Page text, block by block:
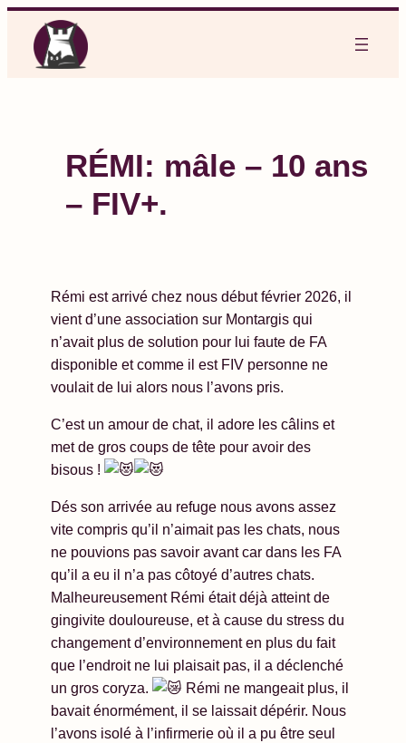
contenu
RÉMI: mâle – 10 ans
– FIV+.
Rémi est arrivé chez nous début février 2026, il
vient d’une association sur Montargis qui
n’avait plus de solution pour lui faute de FA
disponible et comme il est FIV personne ne
voulait de lui alors nous l’avons pris.
C’est un amour de chat, il adore les câlins et
met de gros coups de tête pour avoir des
bisous !
Dés son arrivée au refuge nous avons assez
vite compris qu’il n’aimait pas les chats, nous
ne pouvions pas savoir avant car dans les FA
qu’il a eu il n’a pas côtoyé d’autres chats.
Malheureusement Rémi était déjà atteint de
gingivite douloureuse, et à cause du stress du
changement d’environnement en plus du fait
que l’endroit ne lui plaisait pas, il a déclenché
un gros coryza.
Rémi ne mangeait plus, il
bavait énormément, il se laissait dépérir. Nous
l’avons isolé à l’infirmerie où il a pu être seul